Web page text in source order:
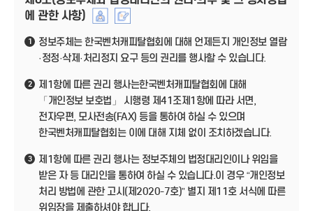
에 관한 사항)
1
정보주체는 한국벤처캐피탈협회에 대해 언제든지 개인정보 열람
·정정·삭제·처리정지 요구 등의 권리를 행사할 수 있습니다.
2
제1항에 따른 권리 행사는한국벤처캐피탈협회에 대해
「개인정보 보호법」 시행령 제41조제1항에 따라 서면,
전자우편, 모사전송(FAX) 등을 통하여 하실 수 있으며
한국벤처캐피탈협회는 이에 대해 지체 없이 조치하겠습니다.
3
제1항에 따른 권리 행사는 정보주체의 법정대리인이나 위임을
받은 자 등 대리인을 통하여 하실 수 있습니다.이 경우 “개인정보
처리 방법에 관한 고시(제2020-7호)” 별지 제11호 서식에 따른
위임장을 제출하셔야 합니다.